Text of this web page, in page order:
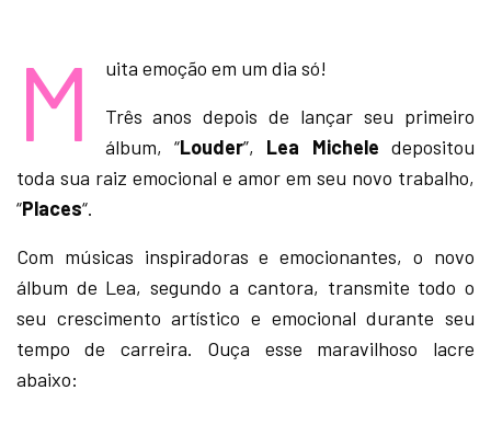
M
uita emoção em um dia só!
Três anos depois de lançar seu primeiro
álbum, “Louder”, Lea Michele depositou
toda sua raiz emocional e amor em seu novo trabalho,
“Places“.
Com músicas inspiradoras e emocionantes, o novo
álbum de Lea, segundo a cantora, transmite todo o
seu crescimento artístico e emocional durante seu
tempo de carreira. Ouça esse maravilhoso lacre
abaixo: